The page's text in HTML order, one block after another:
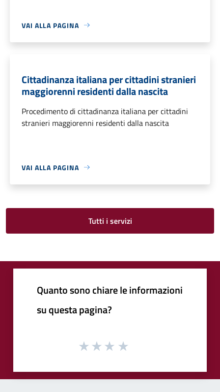
VAI ALLA PAGINA
Cittadinanza italiana per cittadini stranieri
maggiorenni residenti dalla nascita
Procedimento di cittadinanza italiana per cittadini
stranieri maggiorenni residenti dalla nascita
VAI ALLA PAGINA
Tutti i servizi
Quanto sono chiare le informazioni
su questa pagina?